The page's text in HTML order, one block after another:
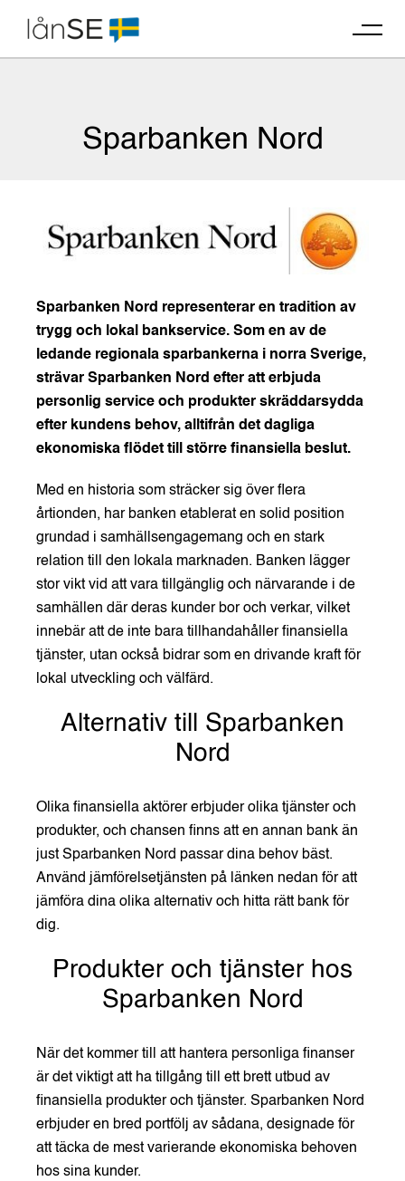
content
Sparbanken Nord
Sparbanken Nord representerar en tradition av
trygg och lokal bankservice. Som en av de
ledande regionala sparbankerna i norra Sverige,
strävar Sparbanken Nord efter att erbjuda
personlig service och produkter skräddarsydda
efter kundens behov, alltifrån det dagliga
ekonomiska flödet till större finansiella beslut.
Med en historia som sträcker sig över flera
årtionden, har banken etablerat en solid position
grundad i samhällsengagemang och en stark
relation till den lokala marknaden. Banken lägger
stor vikt vid att vara tillgänglig och närvarande i de
samhällen där deras kunder bor och verkar, vilket
innebär att de inte bara tillhandahåller finansiella
tjänster, utan också bidrar som en drivande kraft för
lokal utveckling och välfärd.
Alternativ till Sparbanken
Nord
Olika finansiella aktörer erbjuder olika tjänster och
produkter, och chansen finns att en annan bank än
just Sparbanken Nord passar dina behov bäst.
Använd jämförelsetjänsten på länken nedan för att
jämföra dina olika alternativ och hitta rätt bank för
dig.
Produkter och tjänster hos
Sparbanken Nord
När det kommer till att hantera personliga finanser
är det viktigt att ha tillgång till ett brett utbud av
finansiella produkter och tjänster. Sparbanken Nord
erbjuder en bred portfölj av sådana, designade för
att täcka de mest varierande ekonomiska behoven
hos sina kunder.